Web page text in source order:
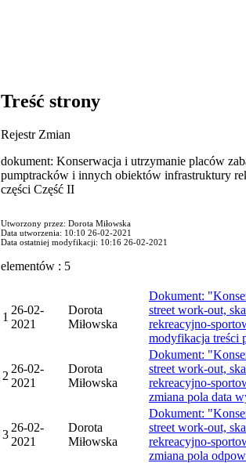
Treść strony
Rejestr Zmian
dokument: Konserwacja i utrzymanie placów
pumptracków i innych obiektów infrastruktury
części Część II
Utworzony przez: Dorota Miłowska
Data utworzenia: 10:10 26-02-2021
Data ostatniej modyfikacji: 10:16 26-02-2021
elementów : 5
1
26-02-
2021
Dorota
Miłowska
Dokument:
street work-out,
rekreacyjno-
modyfikacja treści
2
26-02-
2021
Dorota
Miłowska
Dokument:
street work-out,
rekreacyjno-
zmiana pola data
3
26-02-
2021
Dorota
Miłowska
Dokument:
street work-out,
rekreacyjno-
zmiana pola